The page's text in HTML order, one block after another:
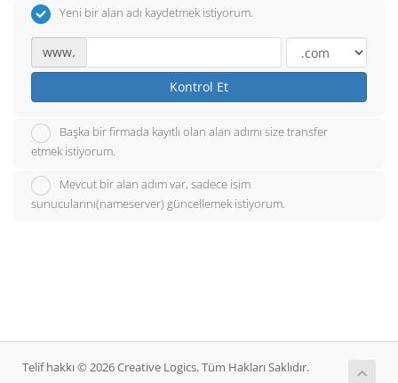
Yeni bir alan adı kaydetmek istiyorum.
www.
Kontrol Et
Başka bir firmada kayıtlı olan alan adımı size transfer
etmek istiyorum.
Mevcut bir alan adım var, sadece isim
sunucularını(nameserver) güncellemek istiyorum.
Telif hakkı © 2026 Creative Logics. Tüm Hakları Saklıdır.